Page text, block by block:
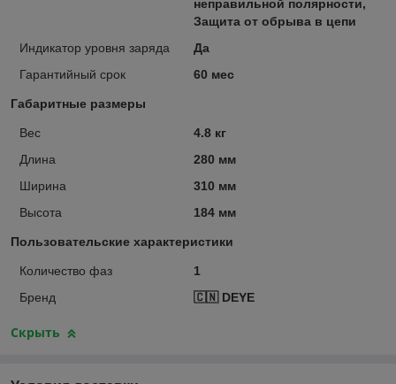
неправильной полярности,
Защита от обрыва в цепи
Индикатор уровня заряда
Да
Гарантийный срок
60 мес
Габаритные размеры
Вес
4.8 кг
Длина
280 мм
Ширина
310 мм
Высота
184 мм
Пользовательские характеристики
Количество фаз
1
Бренд
🇨🇳 DEYE
Скрыть